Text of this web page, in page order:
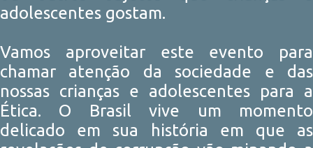
adolescentes gostam.
Vamos aproveitar este evento para
chamar atenção da sociedade e das
nossas crianças e adolescentes para a
Ética. O Brasil vive um momento
delicado em sua história em que as